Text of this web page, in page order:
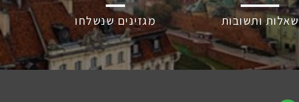
מגזינים שנשלחו שאלות ותשובות